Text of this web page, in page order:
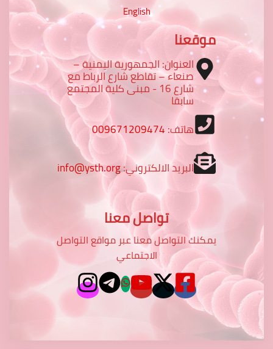
English
موقعنا
العنوان: الجمهورية اليمنية –
صنعاء – تقاطع شارع الرباط مع
شارع 16 - مبنى كلية المجتمع
سابقا
هاتف:009671209474
البريد الالكتروني:info@ysth.org
تواصل معنا
يمكنك التواصل معنا عبر مواقع التواصل
الاجتماعي